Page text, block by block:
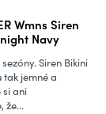
Wmns Siren
Navy
Siren Bikini
tak jemné a
si ani
že...